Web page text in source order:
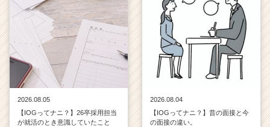
2026.08.05
【IOGってナニ？】26卒採用担当
が就活のとき意識していたこと
2026.08.04
【IOGってナニ？】昔の面接と今
の面接の違い。